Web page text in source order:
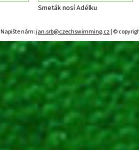
Smeták nosí Adélku
Napište nám:jan.srb@czechswimming.cz| ©